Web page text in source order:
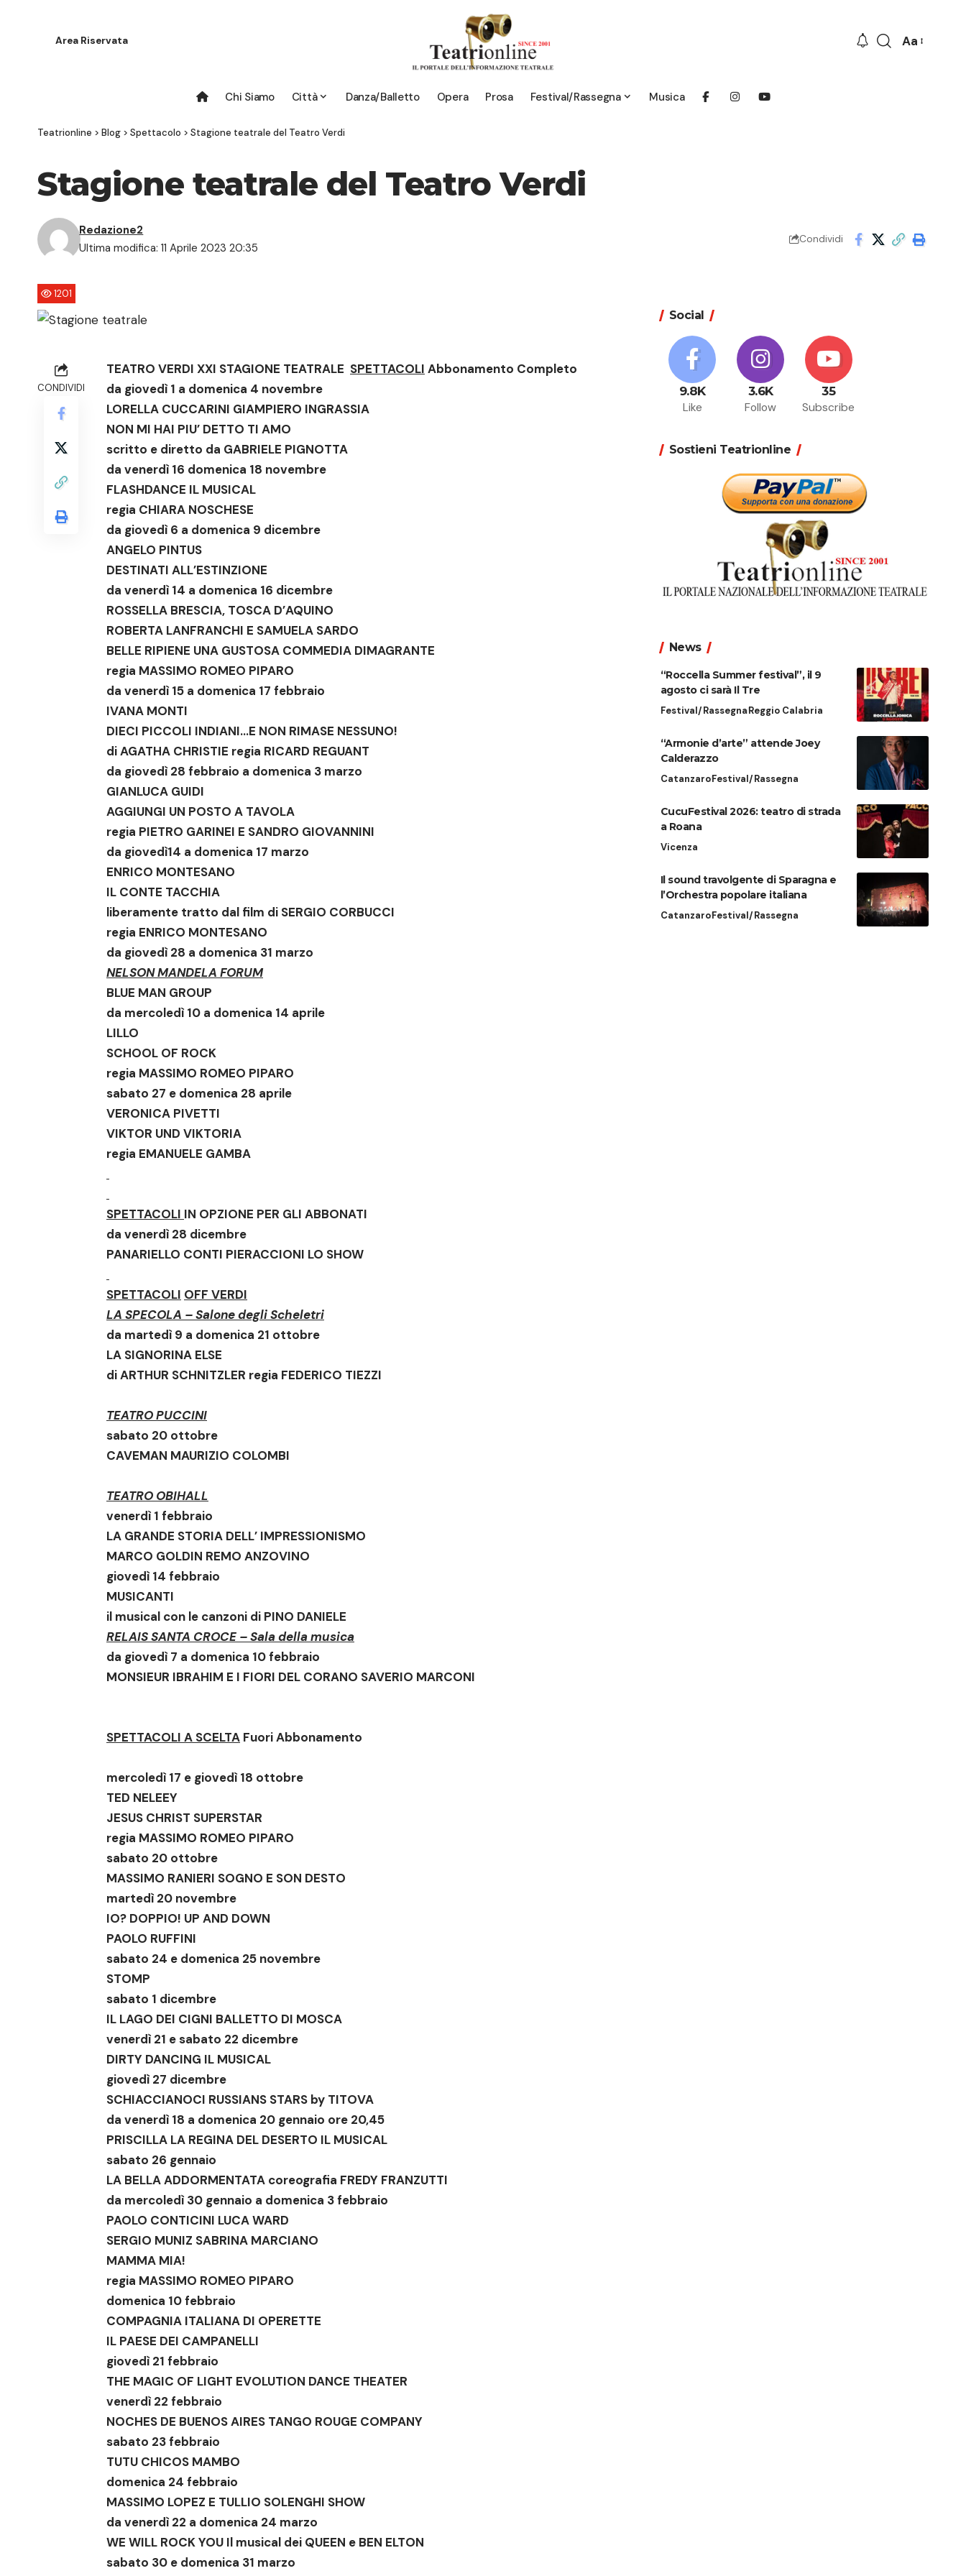
Area Riservata
Font
Aa
Chi Siamo Città Danza/Balletto Opera Prosa Festival/Rassegna Musica
Teatrionline > Blog > Spettacolo > Stagione teatrale del Teatro Verdi
Stagione teatrale del Teatro Verdi
Ultima modifica: 11 Aprile 2023 20:35
Redazione2
Condividi
1201
CONDIVIDI
TEATRO VERDI XXI STAGIONE TEATRALE SPETTACOLI Abbonamento Completo
da giovedì 1 a domenica 4 novembre
LORELLA CUCCARINI GIAMPIERO INGRASSIA
NON MI HAI PIU’ DETTO TI AMO
scritto e diretto da GABRIELE PIGNOTTA
da venerdì 16 domenica 18 novembre
FLASHDANCE IL MUSICAL
regia CHIARA NOSCHESE
da giovedì 6 a domenica 9 dicembre
ANGELO PINTUS
DESTINATI ALL’ESTINZIONE
da venerdì 14 a domenica 16 dicembre
ROSSELLA BRESCIA, TOSCA D’AQUINO
ROBERTA LANFRANCHI E SAMUELA SARDO
BELLE RIPIENE UNA GUSTOSA COMMEDIA DIMAGRANTE
regia MASSIMO ROMEO PIPARO
da venerdì 15 a domenica 17 febbraio
IVANA MONTI
DIECI PICCOLI INDIANI…E NON RIMASE NESSUNO!
di AGATHA CHRISTIE regia RICARD REGUANT
da giovedì 28 febbraio a domenica 3 marzo
GIANLUCA GUIDI
AGGIUNGI UN POSTO A TAVOLA
regia PIETRO GARINEI E SANDRO GIOVANNINI
da giovedì14 a domenica 17 marzo
ENRICO MONTESANO
IL CONTE TACCHIA
liberamente tratto dal film di SERGIO CORBUCCI
regia ENRICO MONTESANO
da giovedì 28 a domenica 31 marzo
NELSON MANDELA FORUM
BLUE MAN GROUP
da mercoledì 10 a domenica 14 aprile
LILLO
SCHOOL OF ROCK
regia MASSIMO ROMEO PIPARO
sabato 27 e domenica 28 aprile
VERONICA PIVETTI
VIKTOR UND VIKTORIA
regia EMANUELE GAMBA
SPETTACOLI IN OPZIONE PER GLI ABBONATI
da venerdì 28 dicembre
PANARIELLO CONTI PIERACCIONI LO SHOW
SPETTACOLI OFF VERDI
LA SPECOLA – Salone degli Scheletri
da martedì 9 a domenica 21 ottobre
LA SIGNORINA ELSE
di ARTHUR SCHNITZLER regia FEDERICO TIEZZI
TEATRO PUCCINI
sabato 20 ottobre
CAVEMAN MAURIZIO COLOMBI
TEATRO OBIHALL
venerdì 1 febbraio
LA GRANDE STORIA DELL’ IMPRESSIONISMO
MARCO GOLDIN REMO ANZOVINO
giovedì 14 febbraio
MUSICANTI
il musical con le canzoni di PINO DANIELE
RELAIS SANTA CROCE – Sala della musica
da giovedì 7 a domenica 10 febbraio
MONSIEUR IBRAHIM E I FIORI DEL CORANO SAVERIO MARCONI
SPETTACOLI A SCELTA Fuori Abbonamento
mercoledì 17 e giovedì 18 ottobre
TED NELEEY
JESUS CHRIST SUPERSTAR
regia MASSIMO ROMEO PIPARO
sabato 20 ottobre
MASSIMO RANIERI SOGNO E SON DESTO
martedì 20 novembre
IO? DOPPIO! UP AND DOWN
PAOLO RUFFINI
sabato 24 e domenica 25 novembre
STOMP
sabato 1 dicembre
IL LAGO DEI CIGNI BALLETTO DI MOSCA
venerdì 21 e sabato 22 dicembre
DIRTY DANCING IL MUSICAL
giovedì 27 dicembre
SCHIACCIANOCI RUSSIANS STARS by TITOVA
da venerdì 18 a domenica 20 gennaio ore 20,45
PRISCILLA LA REGINA DEL DESERTO IL MUSICAL
sabato 26 gennaio
LA BELLA ADDORMENTATA coreografia FREDY FRANZUTTI
da mercoledì 30 gennaio a domenica 3 febbraio
PAOLO CONTICINI LUCA WARD
SERGIO MUNIZ SABRINA MARCIANO
MAMMA MIA!
regia MASSIMO ROMEO PIPARO
domenica 10 febbraio
COMPAGNIA ITALIANA DI OPERETTE
IL PAESE DEI CAMPANELLI
giovedì 21 febbraio
THE MAGIC OF LIGHT EVOLUTION DANCE THEATER
venerdì 22 febbraio
NOCHES DE BUENOS AIRES TANGO ROUGE COMPANY
sabato 23 febbraio
TUTU CHICOS MAMBO
domenica 24 febbraio
MASSIMO LOPEZ E TULLIO SOLENGHI SHOW
da venerdì 22 a domenica 24 marzo
WE WILL ROCK YOU Il musical dei QUEEN e BEN ELTON
sabato 30 e domenica 31 marzo
Social
9.8K
Like
3.6K
Follow
35
Subscribe
Sostieni Teatrionline
News
“Roccella Summer festival”, il 9
agosto ci sarà Il Tre
Festival/RassegnaReggio Calabria
“Armonie d’arte” attende Joey
Calderazzo
CatanzaroFestival/Rassegna
CucuFestival 2026: teatro di strada
a Roana
Vicenza
Il sound travolgente di Sparagna e
l’Orchestra popolare italiana
CatanzaroFestival/Rassegna